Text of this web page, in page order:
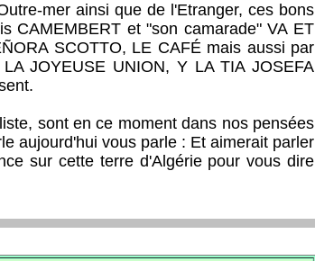
mer ainsi que de l'Etranger, ces bons
CAMEMBERT et "son camarade" VA ET
SCOTTO, LE CAFÉ mais aussi par
JOYEUSE UNION, Y LA TIA JOSEFA
sont en ce moment dans nos pensées
aujourd'hui vous parle : Et aimerait parler
sur cette terre d'Algérie pour vous dire